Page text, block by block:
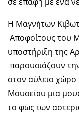
Η Μαγνήτων
Αποφοίτους του
υποστήριξη της
παρουσιάζουν
στον αύλειο χώρο
Μουσείου μια
το φως των